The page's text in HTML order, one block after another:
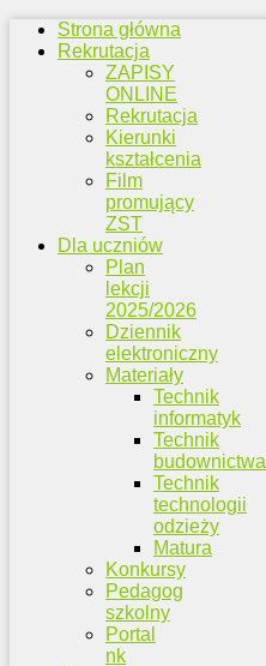
Strona główna
Rekrutacja
ZAPISY
ONLINE
Rekrutacja
Kierunki
kształcenia
Film
promujący
ZST
Dla uczniów
Plan
lekcji
2025/2026
Dziennik
elektroniczny
Materiały
Technik
informatyk
Technik
budownictwa
Technik
technologii
odzieży
Matura
Konkursy
Pedagog
szkolny
Portal
nk